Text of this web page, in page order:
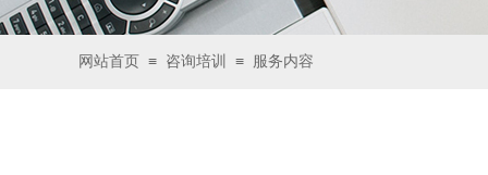
网站首页 ≡ 咨询培训 ≡ 服务内容